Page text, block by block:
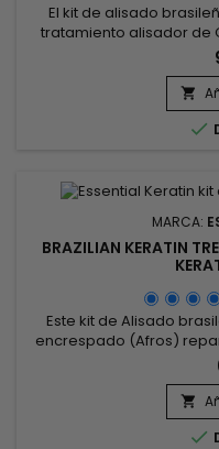
El kit de alisado
tratamiento alisador de
cabello seco y dañado,
perfecto para tipos de
fortalece, envuelve y
&nbsp;Premium


MARCA:
BRAZILIAN KERATIN
Este kit de Alisado
encrespado (Afros)
poroso, hidrata en
combate la rotura. El
cabello encrespado
encrespado, elimina el

